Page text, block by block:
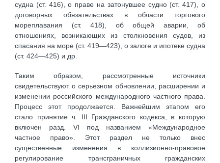
судна (ст. 416), о праве на затонувшее судно (ст. 417), о
договорных обязательствах в области торгового
мореплавания (ст. 418), об общей аварии, об
отношениях, возникающих из столкновения судов, из
спасания на море (ст. 419—423), о залоге и ипотеке судна
(ст. 424—425) и др.
Таким образом, рассмотренные источники
свидетельствуют о серьезном обновлении, расширении и
изменении российского международного частного права.
Процесс этот продолжается. Важнейшим этапом его
стало принятие ч. III Гражданского кодекса, в которую
включен разд. VI под названием «Международное
частное право». Этот раздел не только внес
существенные изменения в коллизионно-правовое
регулирование трансграничных гражданских